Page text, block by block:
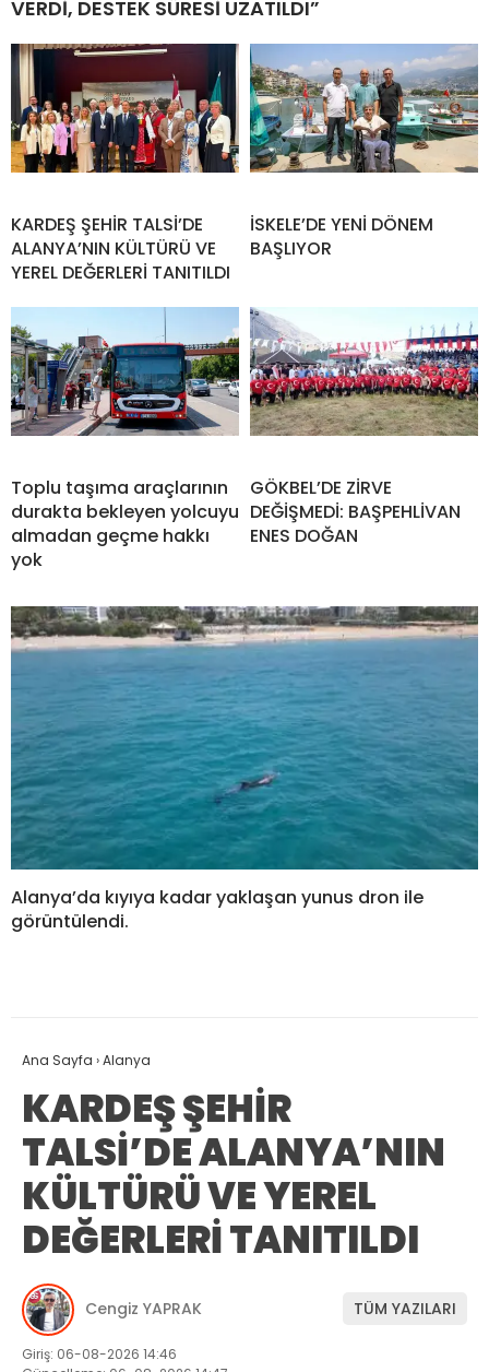
VERDİ, DESTEK SÜRESİ UZATILDI”
KARDEŞ ŞEHİR TALSİ’DE
ALANYA’NIN KÜLTÜRÜ VE
YEREL DEĞERLERİ TANITILDI
İSKELE’DE YENİ DÖNEM
BAŞLIYOR
Toplu taşıma araçlarının
durakta bekleyen yolcuyu
almadan geçme hakkı
yok
GÖKBEL’DE ZİRVE
DEĞİŞMEDİ: BAŞPEHLİVAN
ENES DOĞAN
Alanya’da kıyıya kadar yaklaşan yunus dron ile
görüntülendi.
Ana Sayfa ›Alanya
KARDEŞ ŞEHİR
TALSİ’DE ALANYA’NIN
KÜLTÜRÜ VE YEREL
DEĞERLERİ TANITILDI
Cengiz YAPRAK TÜM YAZILARI
Giriş: 06-08-2026 14:46